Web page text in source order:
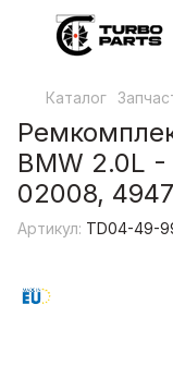
Каталог
BMW 2.0L
02008,
Артикул: TD04-49-